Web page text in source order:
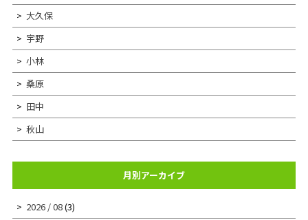
大久保
宇野
小林
桑原
田中
秋山
月別アーカイブ
2026 / 08(3)